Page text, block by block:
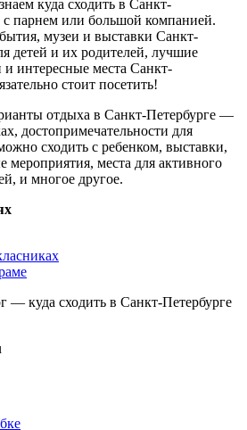
куда сходить в Санкт-
с парнем или большой компанией.
музеи и выставки Санкт-
детей и их родителей, лучшие
и интересные места Санкт-
стоит посетить!
отдыха в Санкт-Петербурге —
достопримечательности для
сходить с ребенком, выставки,
мероприятия, места для активного
и многое другое.
— куда сходить в Санкт-Петербурге